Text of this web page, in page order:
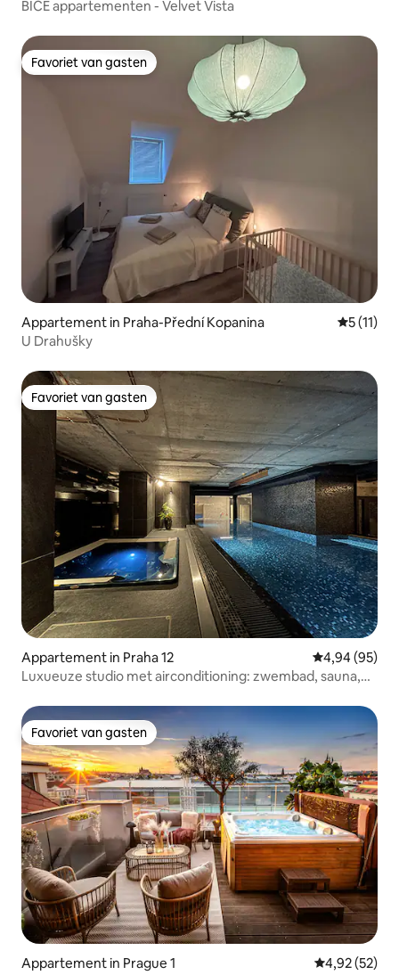
BICE appartementen - Velvet Vista
Favoriet van gasten
Favoriet van gasten
Appartement in Praha-Přední Kopanina
5 (11)
U Drahušky
Favoriet van gasten
Favoriet van gasten
Appartement in Praha 12 Gemiddelde
4,94 (95)
Luxueuze studio met airconditioning: zwembad, sauna,
Favoriet van gasten
Favoriet van gasten
Appartement in Prague 1 Gemiddelde
4,92 (52)